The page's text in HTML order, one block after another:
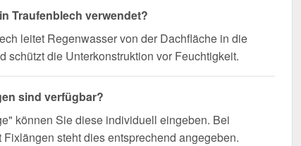
Traufenblech verwendet?
leitet Regenwasser von der Dachfläche in die
schützt die Unterkonstruktion vor Feuchtigkeit.
sind verfügbar?
können Sie diese individuell eingeben. Bei
Fixlängen steht dies entsprechend angegeben.